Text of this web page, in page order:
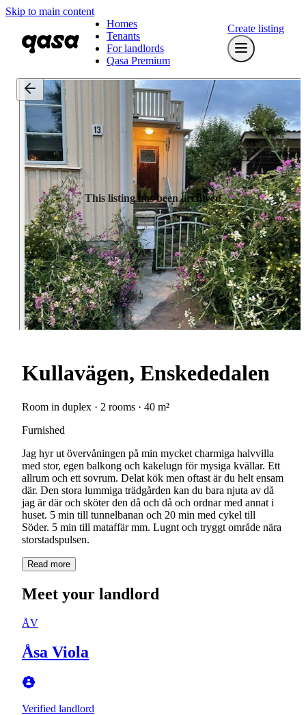
Skip to main content
Homes
Tenants
For landlords
Qasa Premium
Create listing
This listing has been archived
Kullavägen, Enskededalen
Room in duplex · 2 rooms · 40 m²
Furnished
Jag hyr ut övervåningen på min mycket charmiga halvvilla
med stor, egen balkong och kakelugn för mysiga kvällar. Ett
allrum och ett sovrum. Delat kök men oftast är du helt ensam
där. Den stora lummiga trädgården kan du bara njuta av då
jag är där och sköter den då och då och ordnar med annat i
huset. 5 min till tunnelbanan och 20 min med cykel till
Söder. 5 min till mataffär mm. Lugnt och tryggt område nära
storstadspulsen.
Read more
Meet your landlord
ÅV
Åsa Viola
Verified landlord